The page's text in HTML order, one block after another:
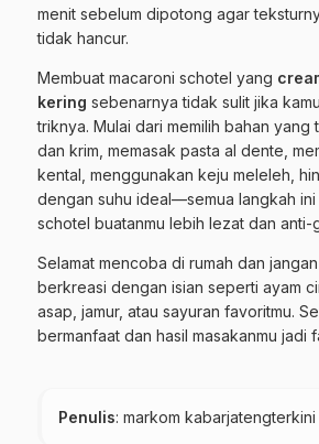
menit sebelum dipotong agar
tidak hancur.
Membuat macaroni schotel yang
kering sebenarnya tidak sulit jika
triknya. Mulai dari memilih bahan yang
dan krim, memasak pasta al dente,
kental, menggunakan keju meleleh,
dengan suhu ideal—semua langkah ini
schotel buatanmu lebih lezat dan anti-
Selamat mencoba di rumah dan
berkreasi dengan isian seperti ayam
asap, jamur, atau sayuran favoritmu.
bermanfaat dan hasil masakanmu jadi
Penulis: markom kabarjatengterkini